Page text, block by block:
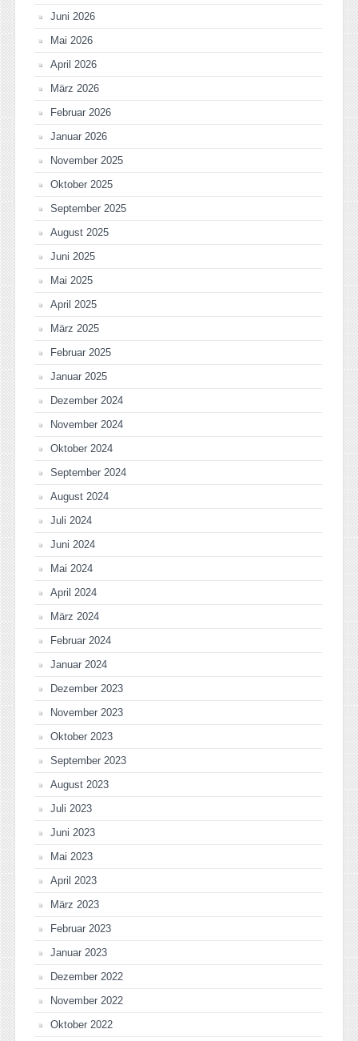
Juni 2026
Mai 2026
April 2026
März 2026
Februar 2026
Januar 2026
November 2025
Oktober 2025
September 2025
August 2025
Juni 2025
Mai 2025
April 2025
März 2025
Februar 2025
Januar 2025
Dezember 2024
November 2024
Oktober 2024
September 2024
August 2024
Juli 2024
Juni 2024
Mai 2024
April 2024
März 2024
Februar 2024
Januar 2024
Dezember 2023
November 2023
Oktober 2023
September 2023
August 2023
Juli 2023
Juni 2023
Mai 2023
April 2023
März 2023
Februar 2023
Januar 2023
Dezember 2022
November 2022
Oktober 2022